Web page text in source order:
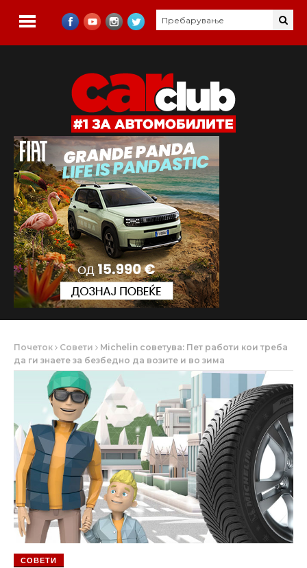
Почеток Совети
Michelin советува: Пет работи кои треба
да ги знаете за безбедно да возите и во зима
СОВЕТИ